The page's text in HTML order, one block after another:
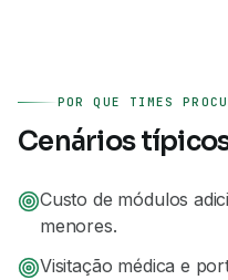
POR QUE TIMES
Cenários
Custo de módulos
menores.
Visitação médica e